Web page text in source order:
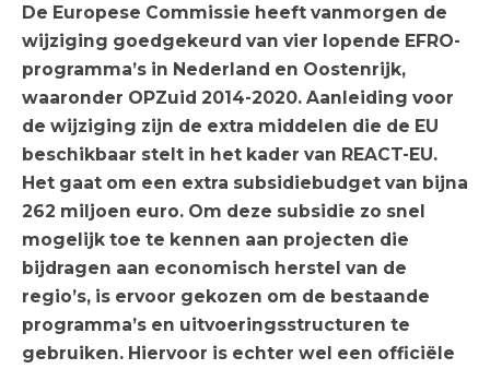
De Europese Commissie heeft vanmorgen de
wijziging goedgekeurd van vier lopende EFRO-
programma’s in Nederland en Oostenrijk,
waaronder OPZuid 2014-2020. Aanleiding voor
de wijziging zijn de extra middelen die de EU
beschikbaar stelt in het kader van REACT-EU.
Het gaat om een extra subsidiebudget van bijna
262 miljoen euro. Om deze subsidie zo snel
mogelijk toe te kennen aan projecten die
bijdragen aan economisch herstel van de
regio’s, is ervoor gekozen om de bestaande
programma’s en uitvoeringsstructuren te
gebruiken. Hiervoor is echter wel een officiële